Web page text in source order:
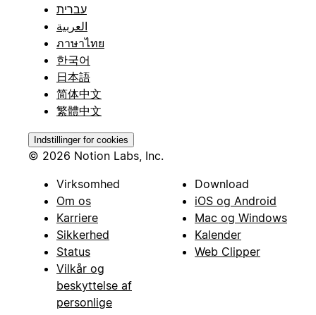
עברית
العربية
ภาษาไทย
한국어
日本語
简体中文
繁體中文
Indstillinger for cookies
© 2026 Notion Labs, Inc.
Virksomhed
Om os
Karriere
Sikkerhed
Status
Vilkår og
beskyttelse af
personlige
Download
iOS og Android
Mac og Windows
Kalender
Web Clipper